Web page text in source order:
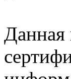
Данная